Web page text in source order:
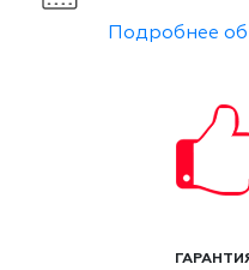
Подробнее